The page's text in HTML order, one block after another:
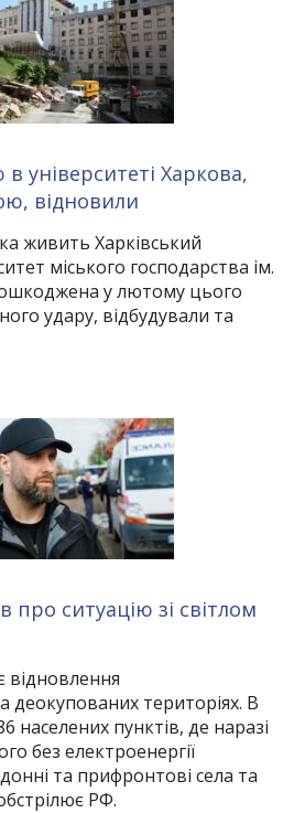
університеті Харкова,
відновили
живить Харківський
міського господарства ім.
у лютому цього
удару, відбудували та
про ситуацію зі світлом
відновлення
деокупованих територіях. В
населених пунктів, де наразі
без електроенергії
та прифронтові села та
РФ.